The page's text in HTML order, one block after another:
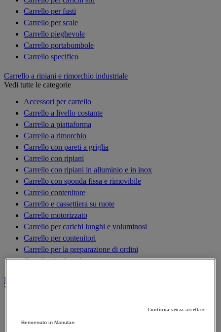
Carrello per fusti
Carrello per scale
Carrello pieghevole
Carrello portabombole
Carrello specifico
Carrello a ripiani e rimorchio industriale
Vedi tutte le categorie
Accessori per carrello
Carrello a livello costante
Carrello a piattaforma
Carrello a rimorchio
Carrello con pareti a griglia
Carrello con ripiani
Carrello con ripiani in alluminio e in inox
Carrello con sponda fissa e rimovibile
Carrello contenitore
Carrello e cassettiera su ruote
Carrello motorizzato
Carrello per carichi lunghi e voluminosi
Carrello per contenitori
Carrello per la preparazione di ordini
Carrello pieghevole
Elevatore, paranco e apparecchi di sollevamento
Vedi tutte le categorie
Continua senza accettare
Benvenuto in Manutan